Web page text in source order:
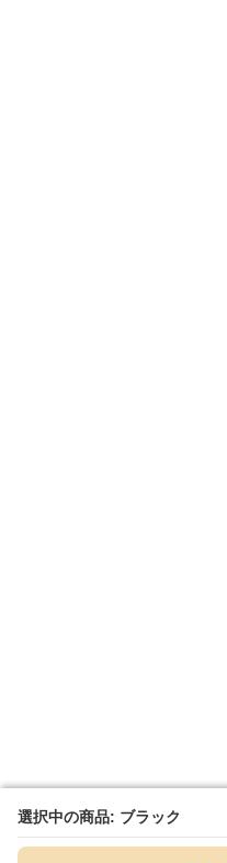
選択中の商品: ブラック
選択中の商品: ブラック